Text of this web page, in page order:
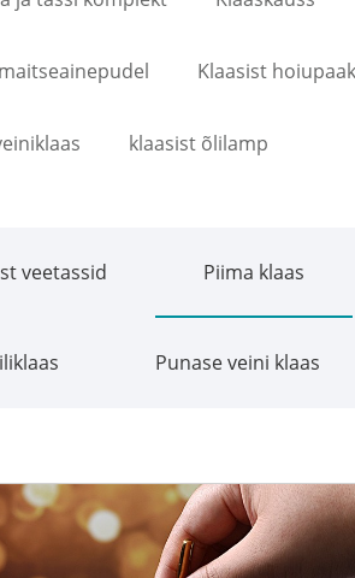
Klaasist hoiupaak
klaasist õlilamp
veetassid Piima klaas
Punase veini klaas